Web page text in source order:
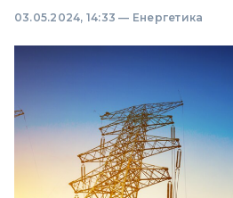
03.05.2024, 14:33 — Енергетика